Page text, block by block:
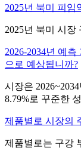
2025년 북미 피임
2025년 북미 시장
2026-2034년 예
으로 예상됩니까?
시장은
8.79%로 꾸준한
제품별로 시장의
제품별로는 구강